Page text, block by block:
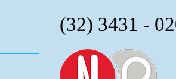
(32) 3431 -